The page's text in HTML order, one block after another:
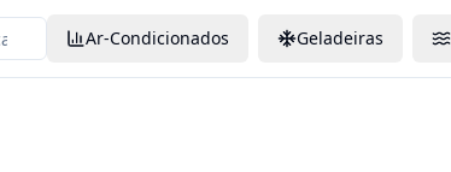
Ar-Condicionados Geladeiras